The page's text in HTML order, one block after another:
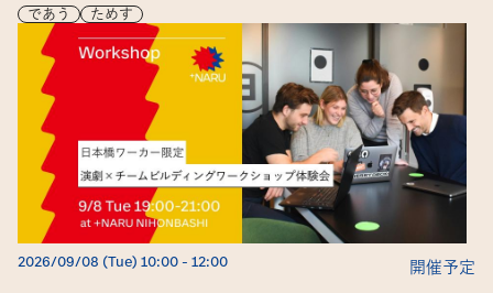
であう
ためす
2026/09/08 (Tue) 10:00 - 12:00 開催予定